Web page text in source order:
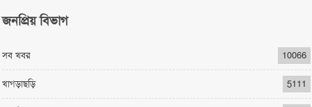
জনপ্রিয় বিভাগ
সব খবর 10066
খাগড়াছড়ি 5111